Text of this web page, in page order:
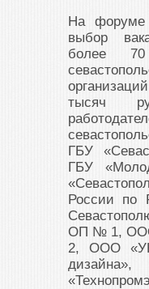
На форуме
выбор
более 70
тысяч
ГБУ
ГБУ
России по
ОП № 1,
2, ООО